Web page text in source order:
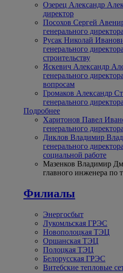
Озерец Александр
директор
Посохов Сергей
генерального
Русак Николай
генерального
строительству
Яскевич Александр
генерального
вопросам
Громаков Александр
генерального
Подробнее
Харитонов Павел
генерального
Диклов Владимир
генерального
социальной работе
Мазенков Владимир
главного инженера по
Филиалы
Энергосбыт
Лукомльская ГРЭС
Новополоцкая ТЭЦ
Оршанская ТЭЦ
Полоцкая ТЭЦ
Белорусская ГРЭС
Витебские тепловые